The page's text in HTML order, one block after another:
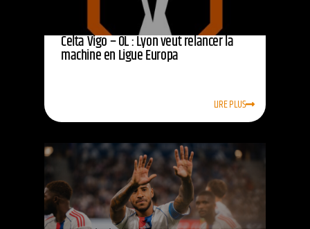
Celta Vigo – OL : Lyon veut relancer la
machine en Ligue Europa
LIRE PLUS